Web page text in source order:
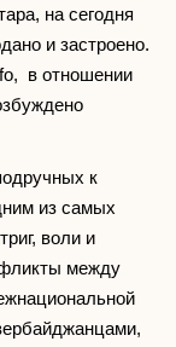
на сегодня
и застроено.
в отношении
к
из самых
воли и
между